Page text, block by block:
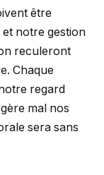
être
notre gestion
reculeront
Chaque
regard
mal nos
sera sans